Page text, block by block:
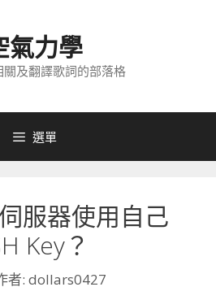
氣力學
及翻譯歌詞的部落格
選單
服器使用自己
Key？
者: dollars0427